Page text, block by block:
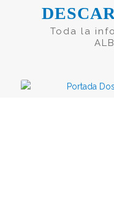
Toda la